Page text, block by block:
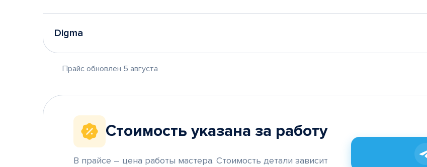
Digma
Прайс обновлен 5 августа
Стоимость указана за работу
В прайсе – цена работы мастера. Стоимость детали зависит